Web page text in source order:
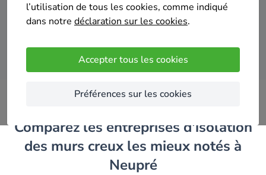
l’utilisation de tous les cookies, comme indiqué
dans notre déclaration sur les cookies.
Accepter tous les cookies
Préférences sur les cookies
Comparer des devis
Comparez les entreprises d'isolation
des murs creux les mieux notés à
Neupré